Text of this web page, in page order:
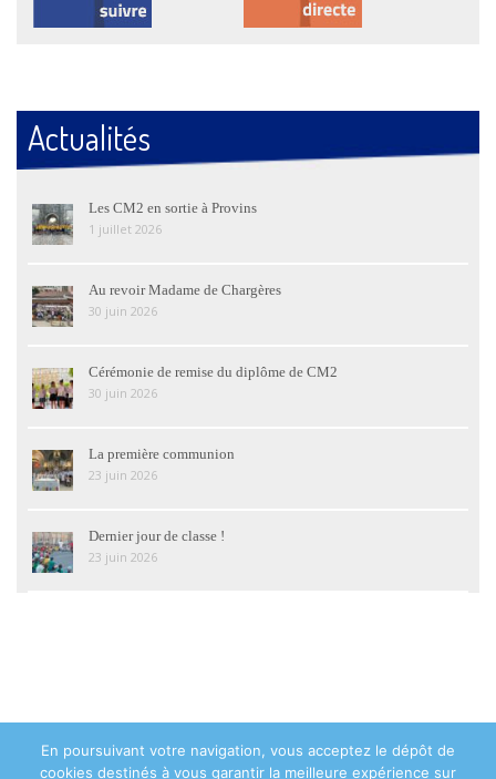
Actualités
Les CM2 en sortie à Provins
1 juillet 2026
Au revoir Madame de Chargères
30 juin 2026
Cérémonie de remise du diplôme de CM2
30 juin 2026
La première communion
23 juin 2026
Dernier jour de classe !
23 juin 2026
© 2018 Institution Sainte Geneviève Asnières-sur-Seine - 48 avenue de
En poursuivant votre navigation, vous acceptez le dépôt de
cookies destinés à vous garantir la meilleure expérience sur